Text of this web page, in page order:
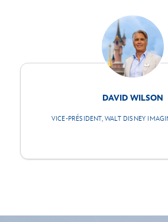
DAVID WILSON
VICE-PRÉSIDENT, WALT DISNEY